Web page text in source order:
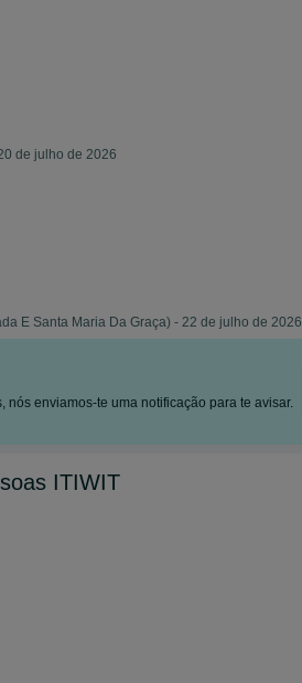
de julho de 2026
E Santa Maria Da Graça) - 22 de julho de 2026
enviamos-te uma notificação para te avisar.
ITIWIT